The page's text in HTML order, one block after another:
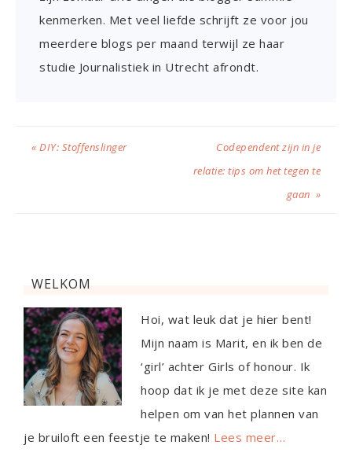
kenmerken. Met veel liefde schrijft ze voor jou
meerdere blogs per maand terwijl ze haar
studie Journalistiek in Utrecht afrondt.
« DIY: Stoffenslinger
Codependent zijn in je
relatie: tips om het tegen te
gaan »
WELKOM
Hoi, wat leuk dat je hier bent!
Mijn naam is Marit, en ik ben de
‘girl’ achter Girls of honour. Ik
hoop dat ik je met deze site kan
helpen om van het plannen van
je bruiloft een feestje te maken! Lees meer…